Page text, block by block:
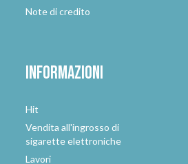
Note di credito
Informazioni
Hit
Vendita all'ingrosso di
sigarette elettroniche
Lavori